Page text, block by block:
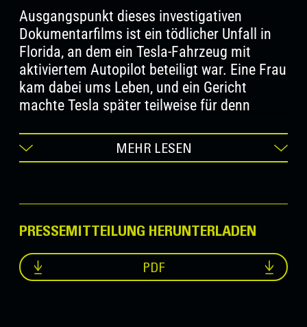
Ausgangspunkt dieses investigativen
Dokumentarfilms ist ein tödlicher Unfall in
Florida, an dem ein Tesla-Fahrzeug mit
aktiviertem Autopilot beteiligt war. Eine Frau
kam dabei ums Leben, und ein Gericht
machte Tesla später teilweise für denn
konkreten Ereignis ausgehend entfaltet
Andreas Pichler eine umfangreiche
ELON MUSK UNVEILED – The Tesla
Experiment
rekonstruiert den Kontext, in dem
MEHR LESEN
PRESSEMITTEILUNG HERUNTERLADEN
PDF